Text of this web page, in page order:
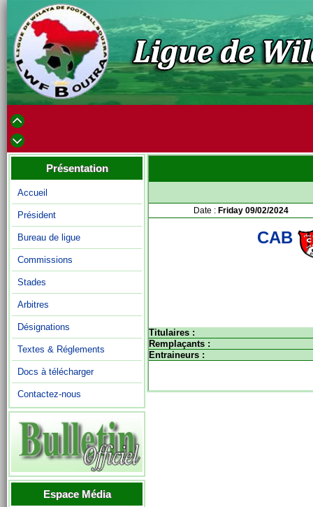
Présentation
Accueil
Président
Bureau de ligue
Commissions
Stades
Arbitres
Désignations
Textes & Réglements
Docs à télécharger
Contactez-nous
Espace Média
Date : Friday 09/02/2024
CAB
Titulaires :
Remplaçants :
Entraineurs :